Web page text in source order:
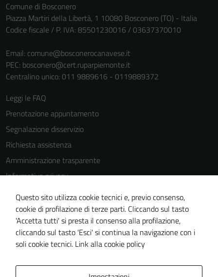
Comune di Bosconero
Piazza Martiri della Libertà, 1 10080 Bosconero (TO) - Italia
Codice fiscale / P. IVA: 85501230016 / 03637370010
Email: comune@bosconerocanavese.it
PEC: bosconero@cert.ruparpiemonte.it
Centralino unico: 011 9889616 - 0119889372
Leggi le FAQ
Prenotazione appuntamento
Segnalazione disservizio
Richiesta assistenza
Amministrazione trasparente
Informativa privacy
Cookie Policy
Note legali
Dichiarazione di accessibilità
Piano di miglioramento del sito
Questo sito utilizza cookie tecnici e, previo consenso,
cookie di profilazione di terze parti. Cliccando sul tasto
'Accetta tutti' si presta il consenso alla profilazione,
cliccando sul tasto 'Esci' si continua la navigazione con i
soli cookie tecnici. Link alla cookie policy